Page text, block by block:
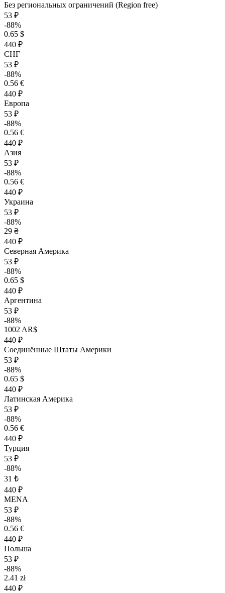
Без региональных ограничений (Region free)
53 ₽
-88%
0.65 $
440 ₽
СНГ
53 ₽
-88%
0.56 €
440 ₽
Европа
53 ₽
-88%
0.56 €
440 ₽
Азия
53 ₽
-88%
0.56 €
440 ₽
Украина
53 ₽
-88%
29 ₴
440 ₽
Северная Америка
53 ₽
-88%
0.65 $
440 ₽
Аргентина
53 ₽
-88%
1002 AR$
440 ₽
Соединённые Штаты Америки
53 ₽
-88%
0.65 $
440 ₽
Латинская Америка
53 ₽
-88%
0.56 €
440 ₽
Турция
53 ₽
-88%
31 ₺
440 ₽
MENA
53 ₽
-88%
0.56 €
440 ₽
Польша
53 ₽
-88%
2.41 zł
440 ₽